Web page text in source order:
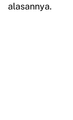
alasannya.